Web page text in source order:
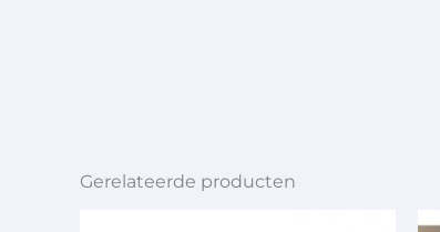
Gerelateerde producten